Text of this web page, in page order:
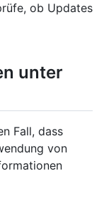
ob Updates
unter
Fall, dass
von